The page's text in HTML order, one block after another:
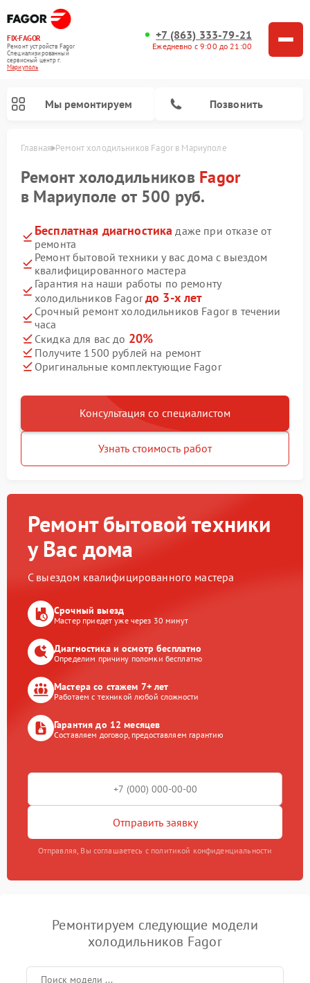
FIX-FAGOR
Ремонт устройств Fagor
Специализированный
cервисный центр г.
Мариуполь
+7 (863) 333-79-21
Ежедневно с 9:00 до 21:00
Мы ремонтируем Позвонить
Главная Ремонт холодильников Fagor в Мариуполе
Ремонт холодильников Fagor
в Мариуполе от 500 руб.
Бесплатная диагностика даже при отказе от
ремонта
Ремонт бытовой техники у вас дома с выездом
квалифицированного мастера
Гарантия на наши работы по ремонту
холодильников Fagorдо 3-х лет
Срочный ремонт холодильников Fagor в течении
часа
Скидка для вас до 20%
Получите 1500 рублей на ремонт
Оригинальные комплектующие Fagor
Консультация со специалистом
Узнать стоимость работ
Ремонт бытовой техники
у Вас дома
С выездом квалифицированного мастера
Срочный выезд
Мастер приедет уже через 30 минут
Диагностика и осмотр бесплатно
Определим причину поломки бесплатно
Мастера со стажем 7+ лет
Работаем с техникой любой сложности
Гарантия до 12 месяцев
Составляем договор, предоставляем гарантию
Отправить заявку
Отправляя, Вы соглашаетесь с политикой конфиденциальности
Ремонтируем следующие модели
холодильников Fagor